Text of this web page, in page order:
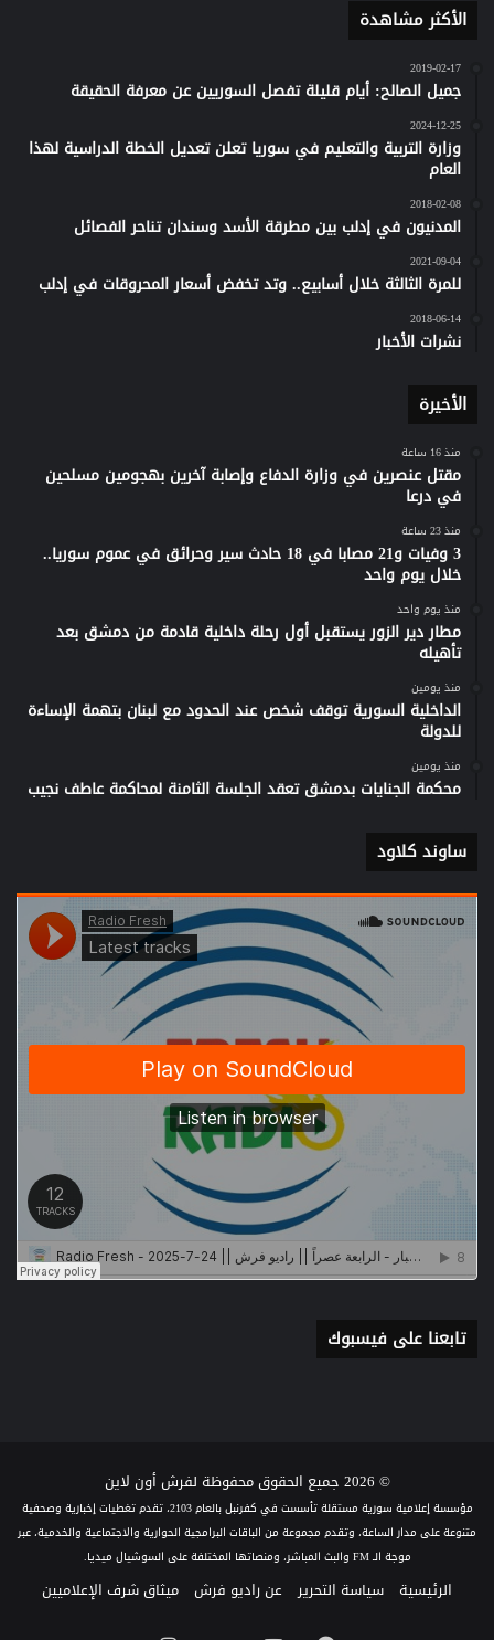
الأكثر مشاهدة
2019-02-17
جميل الصالح: أيام قليلة تفصل السوريين عن معرفة الحقيقة
2024-12-25
وزارة التربية والتعليم في سوريا تعلن تعديل الخطة الدراسية لهذا
العام
2018-02-08
المدنيون في إدلب بين مطرقة الأسد وسندان تناحر الفصائل
2021-09-04
للمرة الثالثة خلال أسابيع.. وتد تخفض أسعار المحروقات في إدلب
2018-06-14
نشرات الأخبار
الأخيرة
منذ 16 ساعة
مقتل عنصرين في وزارة الدفاع وإصابة آخرين بهجومين مسلحين
في درعا
منذ 23 ساعة
3 وفيات و21 مصابا في 18 حادث سير وحرائق في عموم سوريا..
خلال يوم واحد
منذ يوم واحد
مطار دير الزور يستقبل أول رحلة داخلية قادمة من دمشق بعد
تأهيله
منذ يومين
الداخلية السورية توقف شخص عند الحدود مع لبنان بتهمة الإساءة
للدولة
منذ يومين
محكمة الجنايات بدمشق تعقد الجلسة الثامنة لمحاكمة عاطف نجيب
ساوند كلاود
تابعنا على فيسبوك
© 2026 جميع الحقوق محفوظة لفرش أون لاين
مؤسسة إعلامية سورية مستقلة تأسست في كفرنبل بالعام 2103، تقدم تغطيات إخبارية وصحفية
متنوعة على مدار الساعة، وتقدم مجموعة من الباقات البرامجية الحوارية والاجتماعية والخدمية، عبر
موجة الـ FM والبث المباشر، ومنصاتها المختلفة على السوشيال ميديا.
الرئيسية سياسة التحرير عن راديو فرش ميثاق شرف الإعلاميين